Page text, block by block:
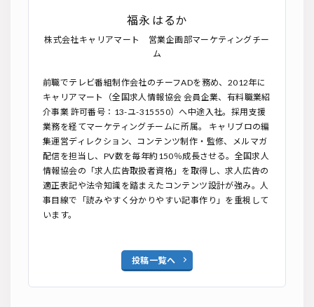
福永 はるか
株式会社キャリアマート 営業企画部マーケティングチー
ム
前職でテレビ番組制作会社のチーフADを務め、2012年に
キャリアマート（全国求人情報協会 会員企業、有料職業紹
介事業 許可番号：13-ユ-315550）へ中途入社。採用支援
業務を経てマーケティングチームに所属。 キャリブロの編
集運営ディレクション、コンテンツ制作・監修、メルマガ
配信を担当し、PV数を毎年約150％成長させる。全国求人
情報協会の「求人広告取扱者資格」を取得し、求人広告の
適正表記や法令知識を踏まえたコンテンツ設計が強み。人
事目線で「読みやすく分かりやすい記事作り」を重視して
います。
投稿一覧へ